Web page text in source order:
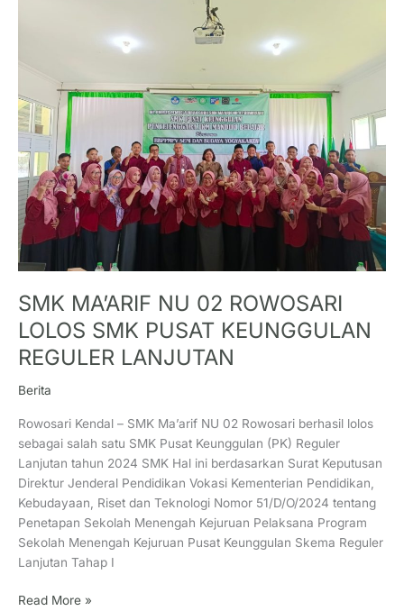
SMK MA’ARIF NU 02 ROWOSARI
LOLOS SMK PUSAT KEUNGGULAN
REGULER LANJUTAN
Berita
Rowosari Kendal – SMK Ma’arif NU 02 Rowosari berhasil lolos
sebagai salah satu SMK Pusat Keunggulan (PK) Reguler
Lanjutan tahun 2024 SMK Hal ini berdasarkan Surat Keputusan
Direktur Jenderal Pendidikan Vokasi Kementerian Pendidikan,
Kebudayaan, Riset dan Teknologi Nomor 51/D/O/2024 tentang
Penetapan Sekolah Menengah Kejuruan Pelaksana Program
Sekolah Menengah Kejuruan Pusat Keunggulan Skema Reguler
Lanjutan Tahap I
ROWOSARI
LOLOS
SMK
PUSAT
KEUNGGULAN
REGULER
LANJUTAN
Read More »